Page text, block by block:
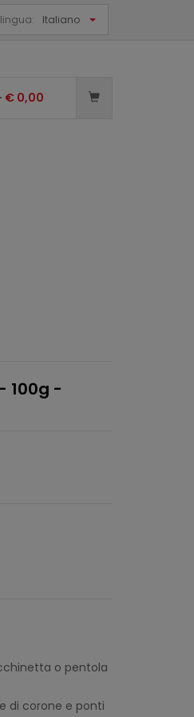
lingua: Italiano
€ 0,00
100g -
o pentola
di corone e ponti